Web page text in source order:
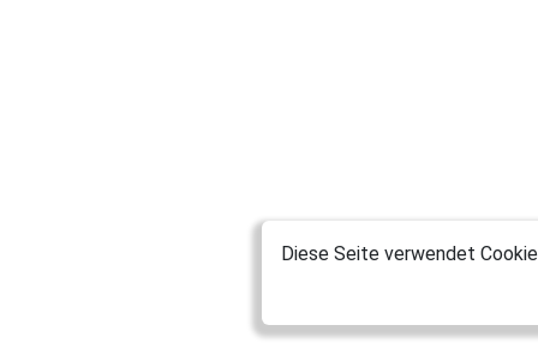
Diese Seite verwendet